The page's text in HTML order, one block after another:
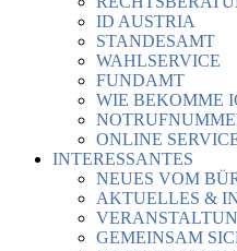
ID AUSTRIA
STANDESAMT
WAHLSERVICE
FUNDAMT
WIE BEKOMME
ONLINE
INTERESSANTES
NEUES VOM
AKTUELLES &
GEMEINSAM